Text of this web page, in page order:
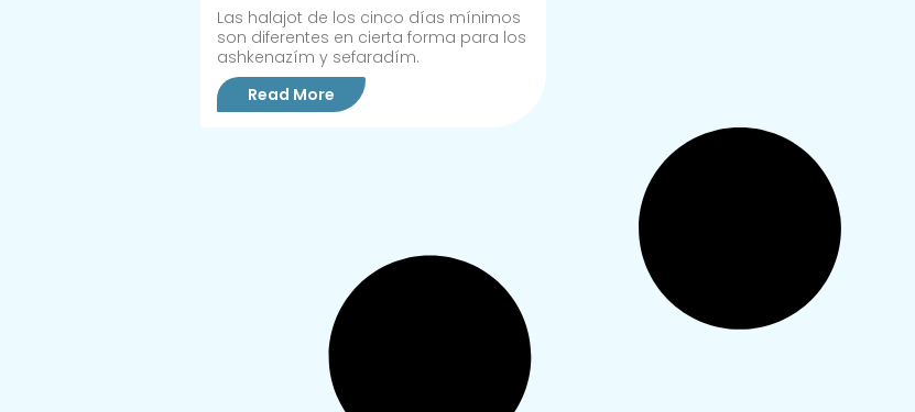
Las halajot de los cinco días mínimos
son diferentes en cierta forma para los
ashkenazím y sefaradím.
Read More